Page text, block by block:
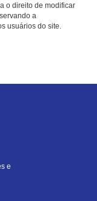
o direito de modificar
a
usuários do site.
e